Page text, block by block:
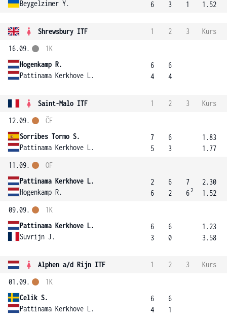
Beygelzimer Y. 6 3 1 1.52
Shrewsbury ITF 1 2 3
Kurs
16.09.
Hogenkamp R.
Pattinama Kerkhove L.
1K
6
4
6
4
Saint-Malo ITF 1 2 3
Kurs
12.09.
Sorribes Tormo S.
Pattinama Kerkhove L.
ČF
7
5
6
3
1.83
1.77
11.09.
Pattinama Kerkhove L.
Hogenkamp R.
OF
2
6
6
2
7
62
2.30
1.52
09.09.
Pattinama Kerkhove L.
Suvrijn J.
1K
6
3
6
0
1.23
3.58
Alphen a/d Rijn ITF 1 2 3
Kurs
01.09.
Celik S.
Pattinama Kerkhove L.
1K
6
4
6
1